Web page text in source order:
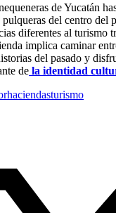
de Yucatán
del centro del
diferentes al turismo
implica caminar
del pasado y
de la identidad
haciendasturismo